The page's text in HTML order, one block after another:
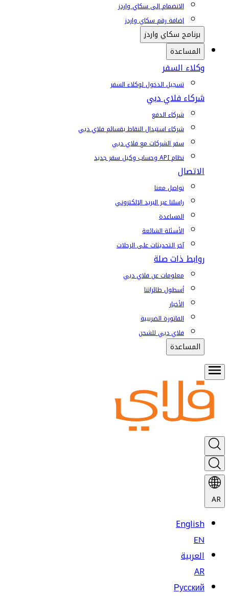
الانضمام إلى سكاي واردز
إضافة رقم سكاي واردز
برنامج سكاي واردز
المساعدة
وكلاء السفر
تسجيل الدخول لوكلاء السفر
شركاء فلاي دبي
شركاء الدفع
شركاء استبدال النقاط بقسائم فلاي دبي
سفر الشركات مع فلاي دبي
نظام API وحساب وكيل سفر جديد
الاتصال
تواصل معنا
راسلنا عبر البريد الإلكتروني
المساعدة
الأسئلة الشائعة
آخر التحديثات على الرحلات
روابط ذات صلة
معلومات عن فلاي دبي
أسطول طائراتنا
الأخبار
الفاتورة الضريبية
فلاي دبي للشحن
المساعدة
AR
English
EN
العربية
AR
Русский